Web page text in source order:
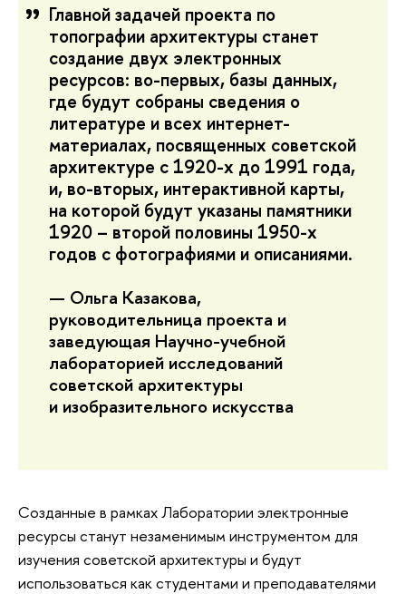
Главной задачей проекта по
топографии архитектуры станет
создание двух электронных
ресурсов: во-первых, базы данных,
где будут собраны сведения о
литературе и всех интернет-
материалах, посвященных советской
архитектуре с 1920-х до 1991 года,
и, во-вторых, интерактивной карты,
на которой будут указаны памятники
1920 – второй половины 1950-х
годов с фотографиями и описаниями.
— Ольга Казакова,
руководительница проекта и
заведующая Научно-учебной
лабораторией исследований
советской архитектуры
и изобразительного искусства
Созданные в рамках Лаборатории электронные
ресурсы станут незаменимым инструментом для
изучения советской архитектуры и будут
использоваться как студентами и преподавателями